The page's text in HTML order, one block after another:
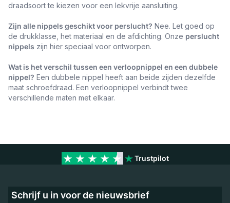
draadsoort te kiezen voor een lekvrije aansluiting.
Zijn alle nippels geschikt voor perslucht? Nee. Let goed op
de drukklasse, het materiaal en de afdichting. Onze perslucht
nippels zijn hier speciaal voor ontworpen.
Wat is het verschil tussen een verloopnippel en een dubbele
nippel? Een dubbele nippel heeft aan beide zijden dezelfde
maat schroefdraad. Een verloopnippel verbindt twee
verschillende maten met elkaar.
Trustpilot
Schrijf u in voor de nieuwsbrief